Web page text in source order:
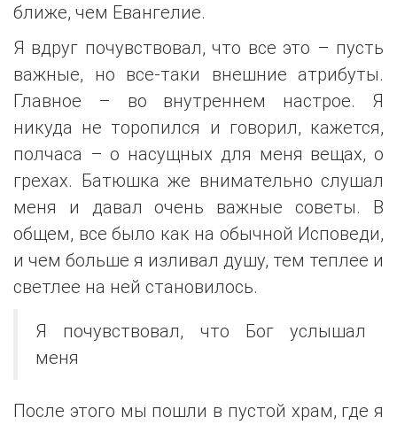
ближе, чем Евангелие.
Я вдруг почувствовал, что все это – пусть
важные, но все-таки внешние атрибуты.
Главное – во внутреннем настрое. Я
никуда не торопился и говорил, кажется,
полчаса – о насущных для меня вещах, о
грехах. Батюшка же внимательно слушал
меня и давал очень важные советы. В
общем, все было как на обычной Исповеди,
и чем больше я изливал душу, тем теплее и
светлее на ней становилось.
Я почувствовал, что Бог услышал
меня
После этого мы пошли в пустой храм, где я